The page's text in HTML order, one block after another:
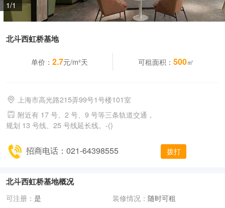
1/1
北斗西虹桥基地
单价： 2.7元/m²天 可租面积：500㎡
上海市高光路215弄99号1号楼101室
附近有 17 号、2 号、9 号等三条轨道交通，
规划 13 号线、25 号线延长线。-()
招商电话：021-64398555 拨打
北斗西虹桥基地概况
可注册： 是 装修情况： 随时可租